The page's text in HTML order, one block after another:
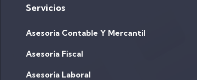
Servicios
Asesoría Contable Y Mercantil
Asesoría Fiscal
Asesoría Laboral